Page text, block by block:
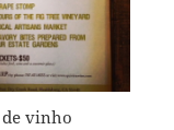
vinho